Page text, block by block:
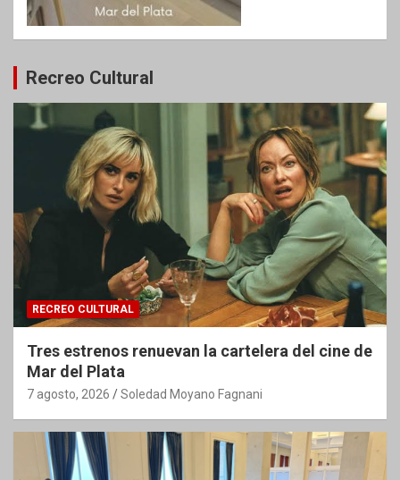
Recreo Cultural
RECREO CULTURAL
Tres estrenos renuevan la cartelera del cine de
Mar del Plata
7 agosto, 2026 Soledad Moyano Fagnani